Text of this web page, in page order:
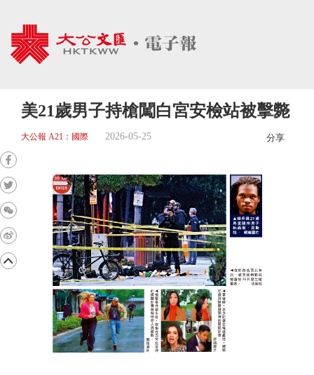
美21歲男子持槍闖白宮安檢站被擊斃
大公報 A21：國際 2026-05-25 分享